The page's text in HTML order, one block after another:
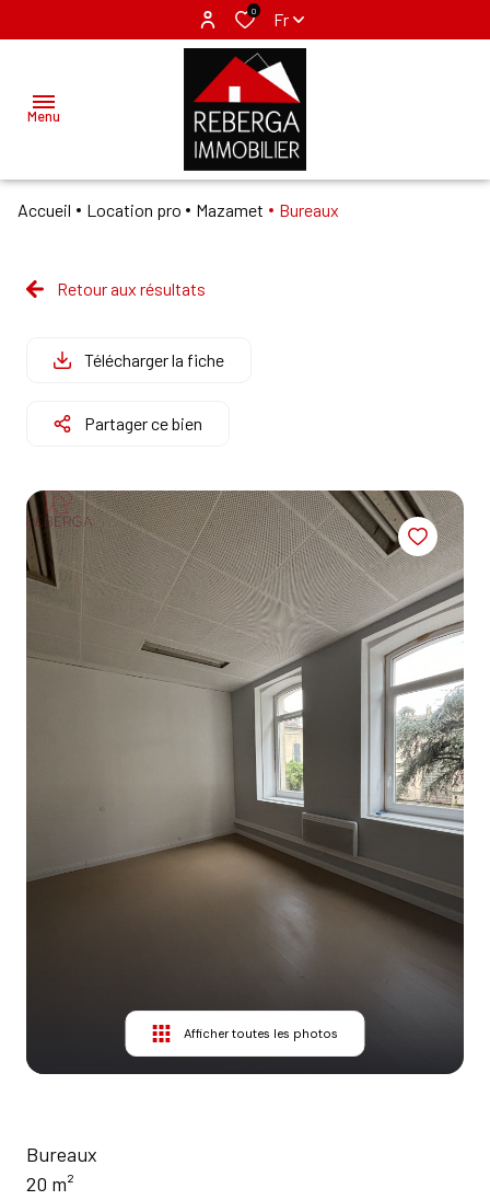
0 Fr
Menu
ACHETER
GÉRER
AGENCES
MAZAMET
CONTACT
Accueil Location pro Mazamet Bureaux
Retour aux résultats
Télécharger la fiche
Partager ce bien
Afficher toutes les photos
Bureaux
20 m²